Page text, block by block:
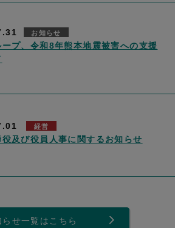
お知らせ
プ、令和8年熊本地震被害への支援
経営
及び役員人事に関するお知らせ
せ一覧はこちら